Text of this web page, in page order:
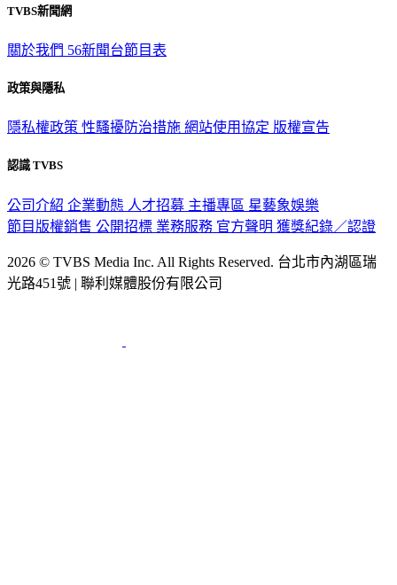
TVBS新聞網
關於我們 56新聞台節目表
政策與隱私
隱私權政策 性騷擾防治措施 網站使用協定 版權宣告
認識 TVBS
公司介紹 企業動態 人才招募 主播專區 星藝象娛樂
節目版權銷售 公開招標 業務服務 官方聲明 獲獎紀錄／認證
2026 © TVBS Media Inc. All Rights Reserved. 台北市內湖區瑞
光路451號 | 聯利媒體股份有限公司